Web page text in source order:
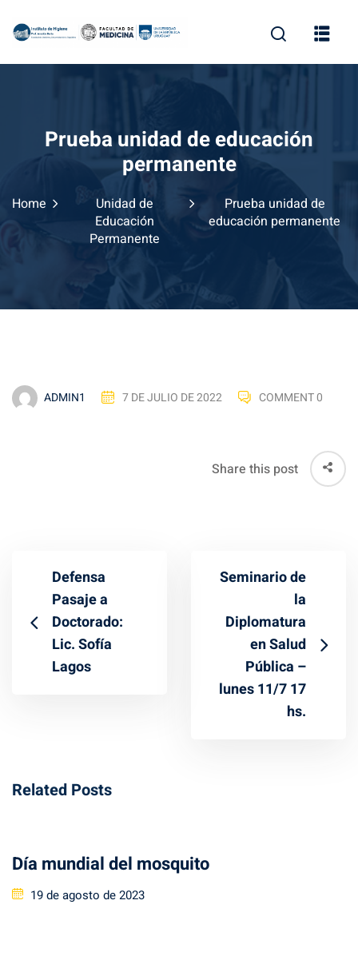
Prueba unidad de educación
permanente
Home
Unidad de
Educación
Permanente
Prueba unidad de
educación permanente
ADMIN1 7 DE JULIO DE 2022 COMMENT 0
Share this post
Defensa
Pasaje a
Doctorado:
Lic. Sofía
Lagos
Seminario de
la
Diplomatura
en Salud
Pública –
lunes 11/7 17
hs.
Related Posts
Día mundial del mosquito
Posted
19 de agosto de 2023